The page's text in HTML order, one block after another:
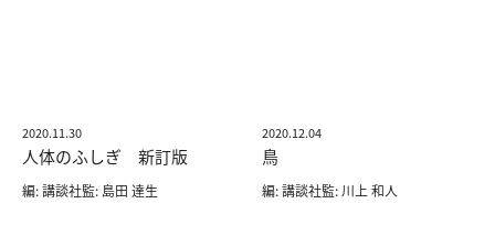
2020.11.30
人体のふしぎ 新訂版
編: 講談社監: 島田 達生
2020.12.04
鳥
編: 講談社監: 川上 和人